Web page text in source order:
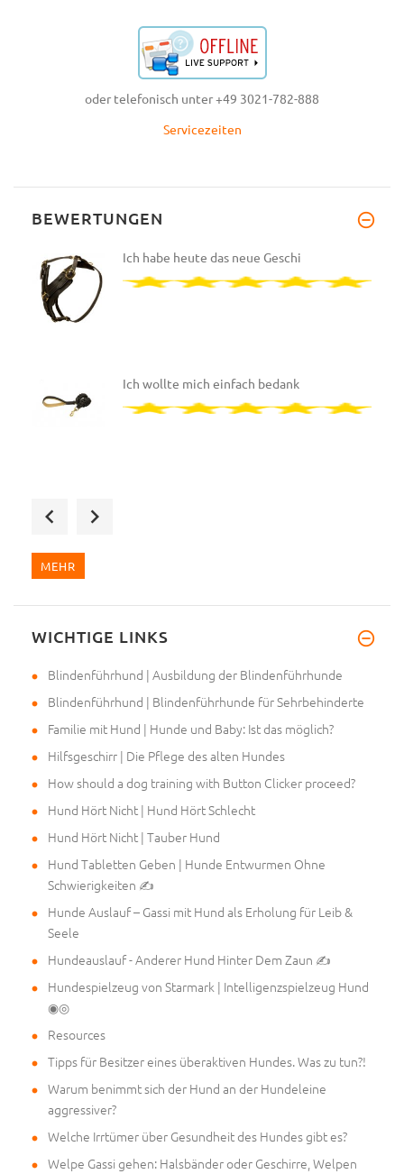
oder telefonisch unter +49 3021-782-888
Servicezeiten
BEWERTUNGEN
Ich habe heute das neue Geschi
Ich wollte mich einfach bedank
Ich wollte mich einfach bedank
MEHR
WICHTIGE LINKS
Blindenführhund | Ausbildung der Blindenführhunde
Blindenführhund | Blindenführhunde für Sehrbehinderte
Familie mit Hund | Hunde und Baby: Ist das möglich?
Hilfsgeschirr | Die Pflege des alten Hundes
How should a dog training with Button Clicker proceed?
Hund Hört Nicht | Hund Hört Schlecht
Hund Hört Nicht | Tauber Hund
Hund Tabletten Geben | Hunde Entwurmen Ohne
Schwierigkeiten ✍
Hunde Auslauf – Gassi mit Hund als Erholung für Leib &
Seele
Hundeauslauf - Anderer Hund Hinter Dem Zaun ✍
Hundespielzeug von Starmark | Intelligenzspielzeug Hund
◉◎
Resources
Tipps für Besitzer eines überaktiven Hundes. Was zu tun?!
Warum benimmt sich der Hund an der Hundeleine
aggressiver?
Welche Irrtümer über Gesundheit des Hundes gibt es?
Welpe Gassi gehen: Halsbänder oder Geschirre, Welpen